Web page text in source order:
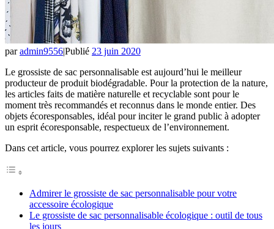
paradmin9556|Publié 23 juin 2020
Le grossiste de sac personnalisable est aujourd’hui le meilleur
producteur de produit biodégradable. Pour la protection de la nature,
les articles faits de matière naturelle et recyclable sont pour le
moment très recommandés et reconnus dans le monde entier. Des
objets écoresponsables, idéal pour inciter le grand public à adopter
un esprit écoresponsable, respectueux de l’environnement.
Dans cet article, vous pourrez explorer les sujets suivants :
Admirer le grossiste de sac personnalisable pour votre
accessoire écologique
Le grossiste de sac personnalisable écologique : outil de tous
les jours